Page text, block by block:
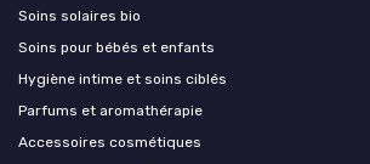
Soins solaires bio
Soins pour bébés et enfants
Hygiène intime et soins ciblés
Parfums et aromathérapie
Accessoires cosmétiques